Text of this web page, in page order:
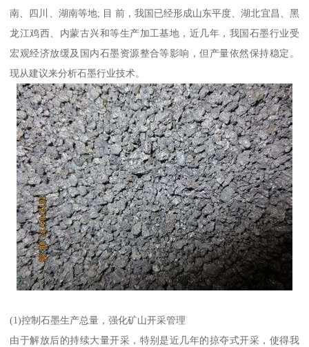
南、四川、湖南等地; 目 前，我国已经形成山东平度、湖北宜昌、黑
龙江鸡西、内蒙古兴和等生产加工基地，近几年，我国石墨行业受
宏观经济放缓及国内石墨资源整合等影响，但产量依然保持稳定。
现从建议来分析石墨行业技术。
(1)控制石墨生产总量，强化矿山开采管理
由于解放后的持续大量开采，特别是近几年的掠夺式开采，使得我